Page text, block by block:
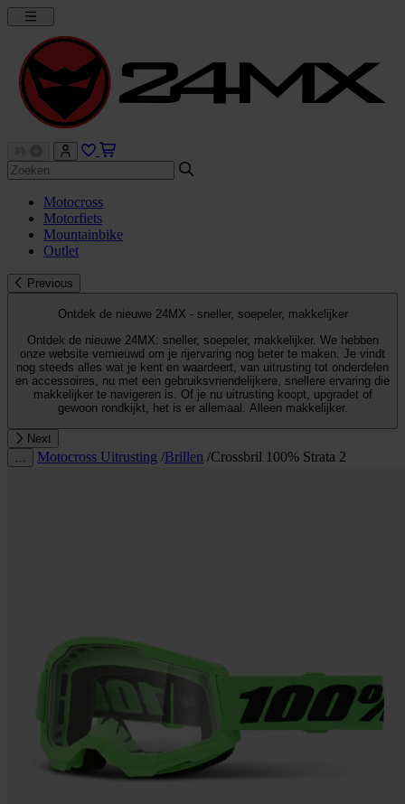
Motocross
Motorfiets
Mountainbike
Outlet
Previous
Ontdek de nieuwe 24MX - sneller, soepeler, makkelijker
Ontdek de nieuwe 24MX: sneller, soepeler, makkelijker. We hebben
onze website vernieuwd om je rijervaring nog beter te maken. Je vindt
nog steeds alles wat je kent en waardeert, van uitrusting tot onderdelen
en accessoires, nu met een gebruiksvriendelijkere, snellere ervaring die
makkelijker te navigeren is. Of je nu uitrusting koopt, upgradet of
gewoon rondkijkt, het is er allemaal. Alleen makkelijker.
Next
Motocross Uitrusting /Brillen /Crossbril 100% Strata 2